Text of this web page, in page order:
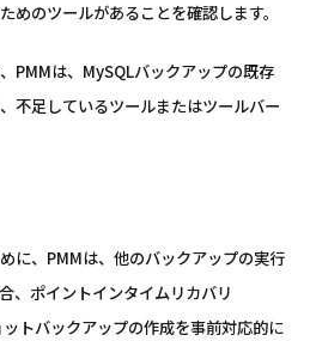
めのツールがあることを確認します。
PMMは、MySQLバックアップの既存
不足しているツールまたはツールバー
に、PMMは、他のバックアップの実行
、ポイントインタイムリカバリ
ットバックアップの作成を事前対応的に